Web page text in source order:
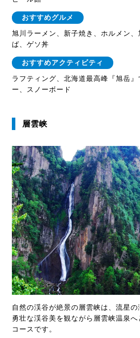
おすすめグルメ
旭川ラーメン、新子焼き、ホルメン
ば、ゲソ丼
おすすめアクティビティ
ラフティング、北海道最高峰『旭岳』
ー、スノーボード
層雲峡
自然の渓谷が絶景の層雲峡は、流星
勇壮な渓谷美を観ながら層雲峡温泉
コースです。